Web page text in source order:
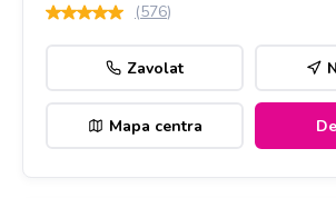
(576)
Zavolat
Mapa centra